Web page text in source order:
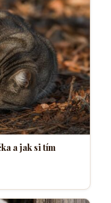
a jak si tím